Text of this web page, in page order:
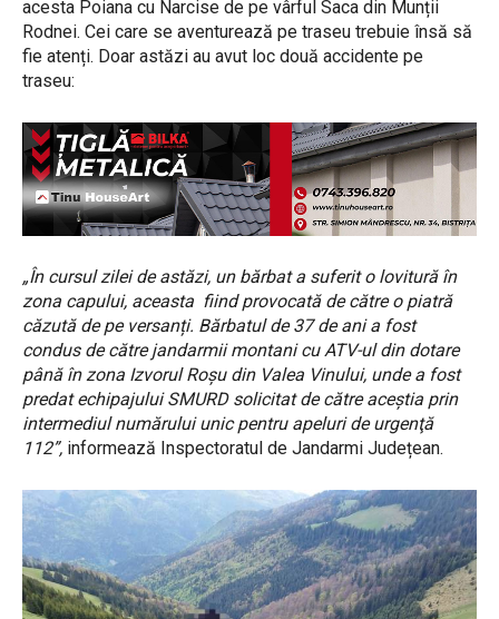
acesta Poiana cu Narcise de pe vârful Saca din Munții
Rodnei. Cei care se aventurează pe traseu trebuie însă să
fie atenți. Doar astăzi au avut loc două accidente pe
traseu:
„În cursul zilei de astăzi, un bărbat a suferit o lovitură în
zona capului, aceasta fiind provocată de către o piatră
căzută de pe versanți. Bărbatul de 37 de ani a fost
condus de către jandarmii montani cu ATV-ul din dotare
până în zona Izvorul Roșu din Valea Vinului, unde a fost
predat echipajului SMURD solicitat de către aceștia prin
intermediul numărului unic pentru apeluri de urgenţă
112”, informează Inspectoratul de Jandarmi Județean.